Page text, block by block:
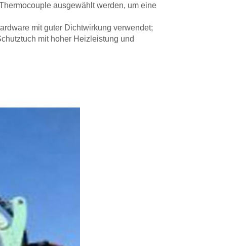
ausgewählt werden, um eine
mit guter Dichtwirkung verwendet;
mit hoher Heizleistung und